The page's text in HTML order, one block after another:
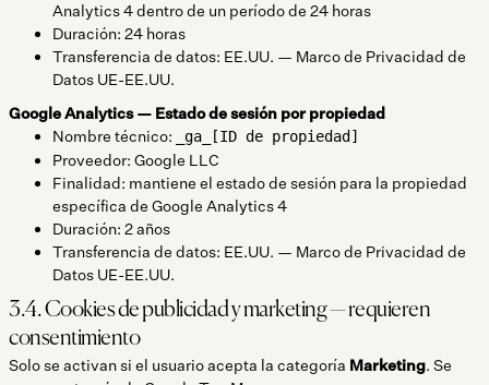
Analytics 4 dentro de un período de 24 horas
Duración: 24 horas
Transferencia de datos: EE.UU. — Marco de Privacidad de
Datos UE-EE.UU.
Google Analytics — Estado de sesión por propiedad
Nombre técnico:
_ga_[ID de propiedad]
Proveedor: Google LLC
Finalidad: mantiene el estado de sesión para la propiedad
específica de Google Analytics 4
Duración: 2 años
Transferencia de datos: EE.UU. — Marco de Privacidad de
Datos UE-EE.UU.
3.4. Cookies de publicidad y marketing — requieren
consentimiento
Solo se activan si el usuario acepta la categoría Marketing. Se